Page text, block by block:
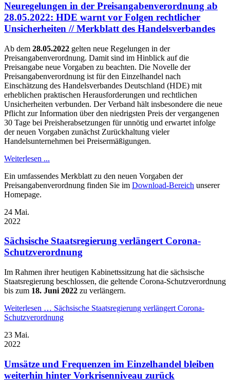
Neuregelungen in der Preisangabenverordnung ab
28.05.2022: HDE warnt vor Folgen rechtlicher
Unsicherheiten // Merkblatt des Handelsverbandes
Ab dem 28.05.2022 gelten neue Regelungen in der
Preisangabenverordnung. Damit sind im Hinblick auf die
Preisangabe neue Vorgaben zu beachten. Die Novelle der
Preisangabenverordnung ist für den Einzelhandel nach
Einschätzung des Handelsverbandes Deutschland (HDE) mit
erheblichen praktischen Herausforderungen und rechtlichen
Unsicherheiten verbunden. Der Verband hält insbesondere die neue
Pflicht zur Information über den niedrigsten Preis der vergangenen
30 Tage bei Preisherabsetzungen für unnötig und erwartet infolge
der neuen Vorgaben zunächst Zurückhaltung vieler
Handelsunternehmen bei Preisermäßigungen.
Weiterlesen ...
Ein umfassendes Merkblatt zu den neuen Vorgaben der
Preisangabenverordnung finden Sie im Download-Bereich unserer
Homepage.
24 Mai.
2022
Sächsische Staatsregierung verlängert Corona-
Schutzverordnung
Im Rahmen ihrer heutigen Kabinettssitzung hat die sächsische
Staatsregierung beschlossen, die geltende Corona-Schutzverordnung
bis zum 18. Juni 2022 zu verlängern.
Weiterlesen … Sächsische Staatsregierung verlängert Corona-
Schutzverordnung
23 Mai.
2022
Umsätze und Frequenzen im Einzelhandel bleiben
weiterhin hinter Vorkrisenniveau zurück